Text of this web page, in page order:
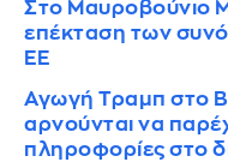
Στο Μαυροβούνιο
επέκταση των
ΕΕ
Αγωγή Τραμπ στο
αρνούνται να
πληροφορίες στο